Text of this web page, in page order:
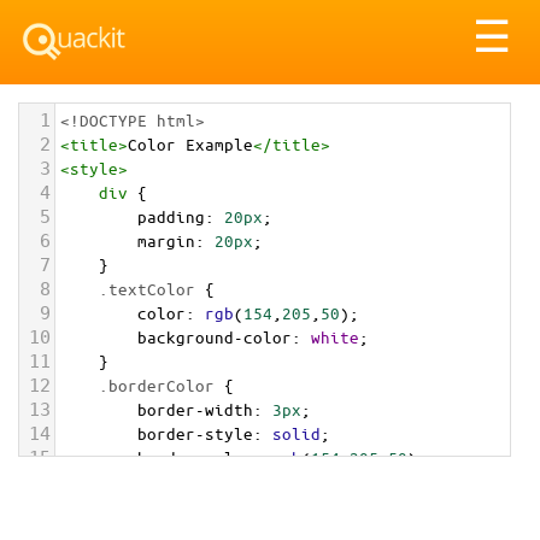
☰
1 <!DOCTYPE html>
2 <title>Color Example</title>
3 <style>
4 div {
5 padding: 20px;
6 margin: 20px;
7 }
8 .textColor {
9 color: rgb(154 205 50);
10 background-color: white;
11 }
12 .borderColor {
13 border-width: 3px;
14 border-style: solid;
15 border-color: rgb(154,205,50);